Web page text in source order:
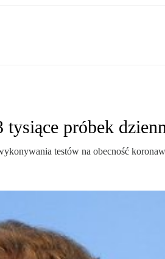
tysiące próbek
testów na obecność